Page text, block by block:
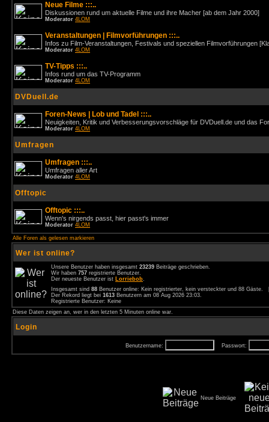
Neue Filme :::..
Diskussionen rund um aktuelle Filme und ihre Macher [ab dem Jahr 2000]
Moderator 4LOM
Veranstaltungen | Filmvorführungen :::..
Infos zu Film-Veranstaltungen, Festivals und speziellen Filmvorführungen
Moderator 4LOM
TV-Tipps :::..
Infos rund um das TV-Programm
Moderator 4LOM
DVDuell.de
Foren-News | Lob und Tadel :::..
Neuigkeiten, Kritik und Verbesserungsvorschläge für DVDuell.de und das
Moderator 4LOM
Umfragen
Umfragen :::..
Umfragen aller Art
Moderator 4LOM
Offtopic
Offtopic :::..
Wenn's nirgends passt, hier passt's immer
Moderator 4LOM
Alle Foren als gelesen markieren
Wer ist online?
Unsere Benutzer haben insgesamt 23239 Beiträge geschrieben.
Wir haben 757 registrierte Benutzer.
Der neueste Benutzer ist Lorriebob.
Insgesamt sind 88 Benutzer online: Kein registrierter, kein versteckter und 88
Der Rekord liegt bei 1613 Benutzern am 08 Aug 2026 23:03.
Registrierte Benutzer: Keine
Diese Daten zeigen an, wer in den letzten 5 Minuten online war.
Login
Benutzername: Passwort:
Neue Beiträge